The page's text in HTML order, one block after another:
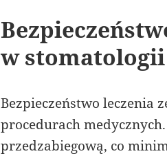
w stomatologii
Bezpieczeństwo leczenia
procedurach
przedzabiegową, co